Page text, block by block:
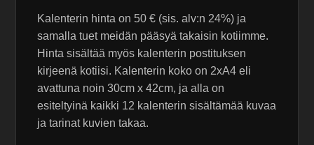
Kalenterin hinta on 50 € (sis. alv:n 24%) ja
samalla tuet meidän pääsyä takaisin kotiimme.
Hinta sisältää myös kalenterin postituksen
kirjeenä kotiisi. Kalenterin koko on 2xA4 eli
avattuna noin 30cm x 42cm, ja alla on
esiteltyinä kaikki 12 kalenterin sisältämää kuvaa
ja tarinat kuvien takaa.